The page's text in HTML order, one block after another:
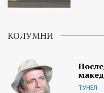
КОЛУМНИ
ТУНЕЛ